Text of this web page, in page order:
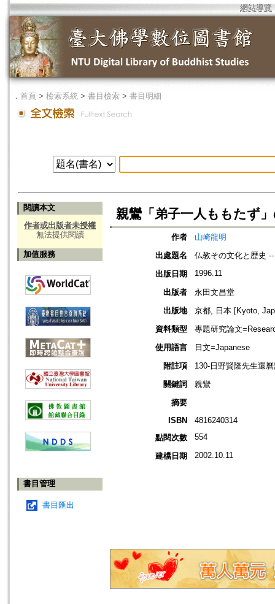
網站導覽
． 首頁 > 檢索系統 > 書目檢索 > 書目明細
閱讀本文
作者或出版者未授權
無法提供閱讀
加值服務
書目管理
書目匯出
親鸞「弟子一人ももたず
作者
山崎龍明
出處題名
仏教その文化と歴史
出版日期
1996.11
出版者
永田文昌堂
出版地
京都, 日本 [Kyoto,
資料類型
專題研究論文
使用語言
日文=Japanese
附註項
130-日野賢隆先生還
關鍵詞
親鸞
摘要
ISBN
4816240314
點閱次數
554
建檔日期 2002.10.11